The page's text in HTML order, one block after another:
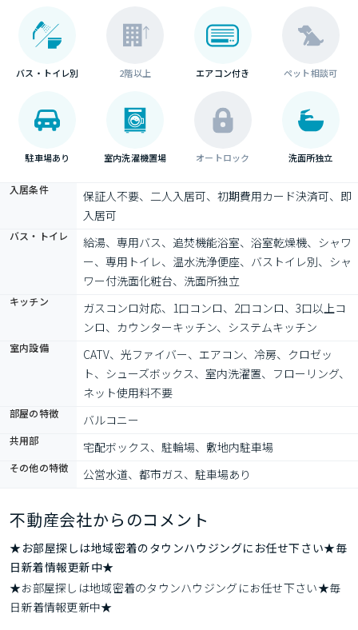
バス・トイレ別 2階以上 エアコン付き ペット相談可
駐車場あり 室内洗濯機置場 オートロック 洗面所独立
入居条件
保証人不要、二人入居可、初期費用カード決済可、即
入居可
バス・トイレ
給湯、専用バス、追焚機能浴室、浴室乾燥機、シャワ
ー、専用トイレ、温水洗浄便座、バストイレ別、シャ
ワー付洗面化粧台、洗面所独立
キッチン
ガスコンロ対応、1口コンロ、2口コンロ、3口以上コ
ンロ、カウンターキッチン、システムキッチン
室内設備
CATV、光ファイバー、エアコン、冷房、クロゼッ
ト、シューズボックス、室内洗濯置、フローリング、
ネット使用料不要
部屋の特徴 バルコニー
共用部 宅配ボックス、駐輪場、敷地内駐車場
その他の特徴 公営水道、都市ガス、駐車場あり
不動産会社からのコメント
★お部屋探しは地域密着のタウンハウジングにお任せ下さい★毎
日新着情報更新中★
★お部屋探しは地域密着のタウンハウジングにお任せ下さい★毎
日新着情報更新中★